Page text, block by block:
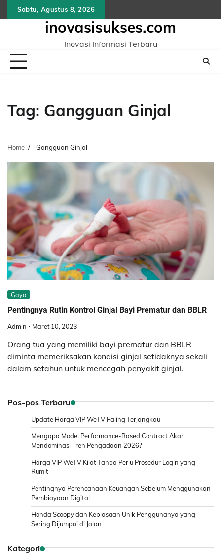
to
Sabtu, Agustus 8, 2026
inovasisukses.com
Inovasi Informasi Terbaru
Tag: Gangguan Ginjal
Home Gangguan Ginjal
Gaya
Pentingnya Rutin Kontrol Ginjal Bayi Prematur dan BBLR
Admin Maret 10, 2023
Orang tua yang memiliki bayi prematur dan BBLR
diminta memeriksakan kondisi ginjal setidaknya sekali
dalam setahun untuk mencegah penyakit ginjal.
Pos-pos Terbaru
Update Harga VIP WeTV Paling Terjangkau
Mengapa Model Performance-Based Contract Akan
Mendominasi Tren Pengadaan 2026?
Harga VIP WeTV Kilat Tanpa Perlu Prosedur Login yang
Rumit
Pentingnya Perencanaan Keuangan Sebelum Menggunakan
Pembiayaan Digital
Honda Scoopy dan Kebiasaan Unik Penggunanya yang
Sering Dijumpai di Jalan
Kategori